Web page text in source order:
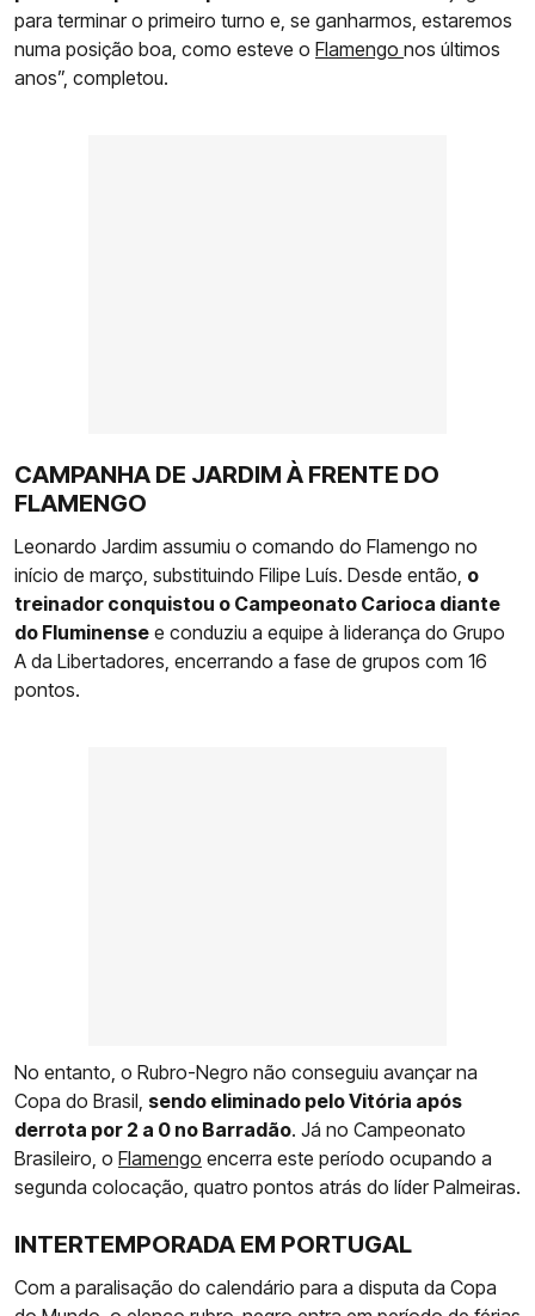
para terminar o primeiro turno e, se ganharmos, estaremos
numa posição boa, como esteve o Flamengo nos últimos
anos”, completou.
CAMPANHA DE JARDIM À FRENTE DO
FLAMENGO
Leonardo Jardim assumiu o comando do Flamengo no
início de março, substituindo Filipe Luís. Desde então, o
treinador conquistou o Campeonato Carioca diante
do Fluminense e conduziu a equipe à liderança do Grupo
A da Libertadores, encerrando a fase de grupos com 16
pontos.
No entanto, o Rubro-Negro não conseguiu avançar na
Copa do Brasil, sendo eliminado pelo Vitória após
derrota por 2 a 0 no Barradão. Já no Campeonato
Brasileiro, o Flamengo encerra este período ocupando a
segunda colocação, quatro pontos atrás do líder Palmeiras.
INTERTEMPORADA EM PORTUGAL
Com a paralisação do calendário para a disputa da Copa